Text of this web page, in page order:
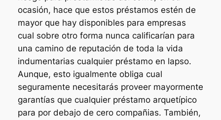
ocasión, hace que estos préstamos estén de
mayor que hay disponibles para empresas
cual sobre otro forma nunca calificarían para
una camino de reputación de toda la vida
indumentarias cualquier préstamo en lapso.
Aunque, esto igualmente obliga cual
seguramente necesitarás proveer mayormente
garantías que cualquier préstamo arquetípico
para por debajo de cero compañias. También,